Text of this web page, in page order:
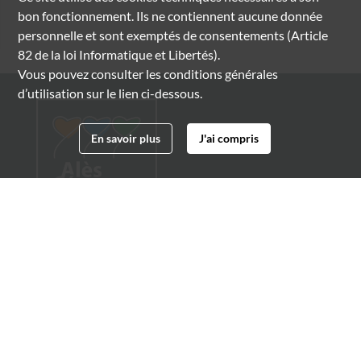
bon fonctionnement. Ils ne contiennent aucune donnée
personnelle et sont exemptés de consentements (Article
82 de la loi Informatique et Libertés).
Vous pouvez consulter les conditions générales
d’utilisation sur le lien ci-dessous.
En savoir plus J'ai compris